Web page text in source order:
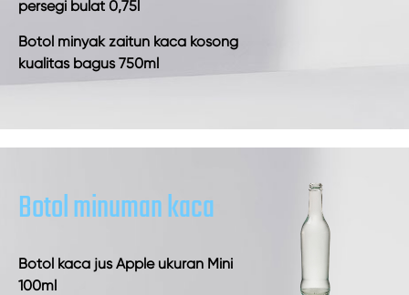
persegi bulat 0,75l
Botol minyak zaitun kaca kosong
kualitas bagus 750ml
Botol minuman kaca
Botol kaca jus Apple ukuran Mini
100ml